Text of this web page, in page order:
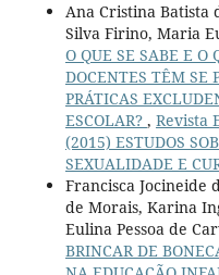
Ana Cristina Batista
Silva Firino, Maria
O QUE SE SABE E O
DOCENTES TÊM SE
PRÁTICAS
ESCOLAR? , Revista
(2015) ESTUDOS
SEXUALIDADE E
Francisca Jocineide
de Morais, Karina
Eulina Pessoa de
BRINCAR DE